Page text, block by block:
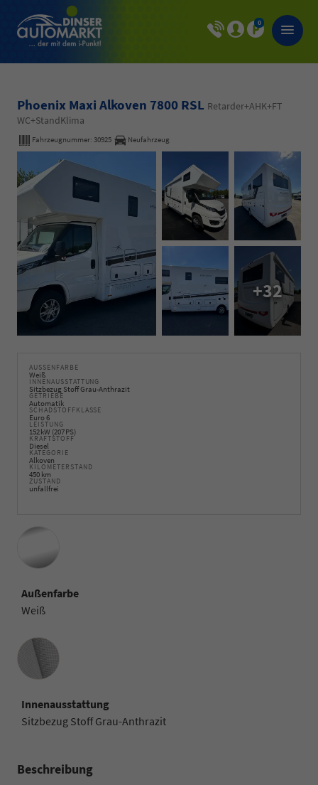
0
Phoenix Maxi Alkoven 7800 RSL Retarder+AHK+FT
WC+StandKlima
Fahrzeugnummer: 30925 Neufahrzeug
+32
AUSSENFARBE
Weiß
INNENAUSSTATTUNG
Sitzbezug Stoff Grau-Anthrazit
GETRIEBE
Automatik
SCHADSTOFFKLASSE
Euro 6
LEISTUNG
152 kW (207 PS)
KRAFTSTOFF
Diesel
KATEGORIE
Alkoven
KILOMETERSTAND
450 km
ZUSTAND
unfallfrei
Außenfarbe
Weiß
Innenausstattung
Innenausstattung
Sitzbezug Stoff Grau-Anthrazit
Beschreibung